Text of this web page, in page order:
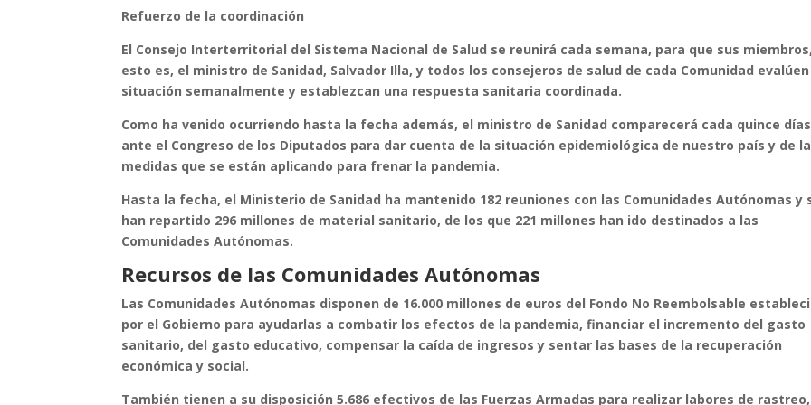
Refuerzo de la coordinación
El Consejo Interterritorial del Sistema Nacional de Salud se reunirá cada semana, para que sus miembros,
esto es, el ministro de Sanidad, Salvador Illa, y todos los consejeros de salud de cada Comunidad
situación semanalmente y establezcan una respuesta sanitaria coordinada.
Como ha venido ocurriendo hasta la fecha además, el ministro de Sanidad comparecerá cada quince días
ante el Congreso de los Diputados para dar cuenta de la situación epidemiológica de nuestro país y de
medidas que se están aplicando para frenar la pandemia.
Hasta la fecha, el Ministerio de Sanidad ha mantenido 182 reuniones con las Comunidades Autónomas y
han repartido 296 millones de material sanitario, de los que 221 millones han ido destinados a las
Comunidades Autónomas.
Recursos de las Comunidades Autónomas
Las Comunidades Autónomas disponen de 16.000 millones de euros del Fondo No Reembolsable
por el Gobierno para ayudarlas a combatir los efectos de la pandemia, financiar el incremento del gasto
sanitario, del gasto educativo, compensar la caída de ingresos y sentar las bases de la recuperación
económica y social.
También tienen a su disposición 5.686 efectivos de las Fuerzas Armadas para realizar labores de